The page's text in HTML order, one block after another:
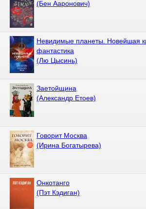
(Бен Ааронович)
Невидимые планеты. Новейшая
фантастика
(Лю Цысинь)
Заетойщина
(Александр Етоев)
Говорит Москва
(Ирина Богатырева)
Онкотанго
(Пэт Кэдиган)